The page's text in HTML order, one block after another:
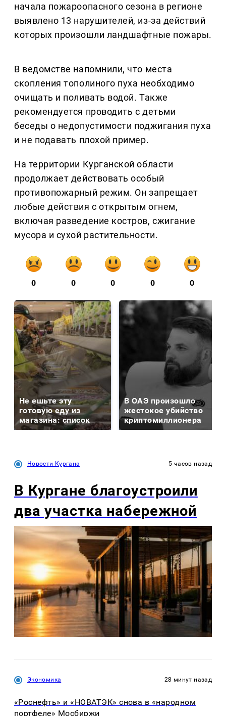
начала пожароопасного сезона в регионе
выявлено 13 нарушителей, из-за действий
которых произошли ландшафтные пожары.
В ведомстве напомнили, что места
скопления тополиного пуха необходимо
очищать и поливать водой. Также
рекомендуется проводить с детьми
беседы о недопустимости поджигания пуха
и не подавать плохой пример.
На территории Курганской области
продолжает действовать особый
противопожарный режим. Он запрещает
любые действия с открытым огнем,
включая разведение костров, сжигание
мусора и сухой растительности.
0 0 0 0 0
Не ешьте эту
готовую еду из
магазина: список
В ОАЭ произошло
жестокое убийство
криптомиллионера
Новости Кургана 5 часов назад
В Кургане благоустроили
два участка набережной
Экономика 28 минут назад
«Роснефть» и «НОВАТЭК» снова в «народном
портфеле» Мосбиржи